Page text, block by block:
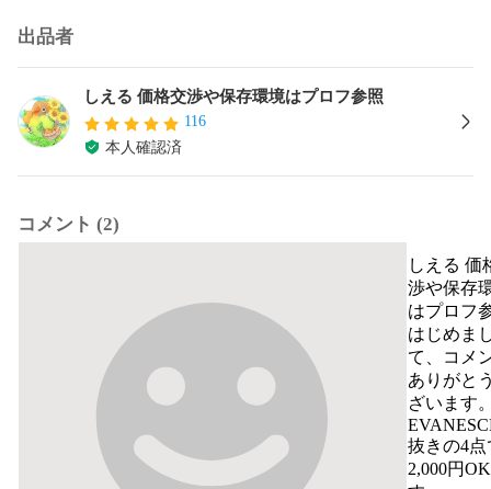
出品者
しえる 価格交渉や保存環境はプロフ参照
116
本人確認済
コメント (2)
しえる 価
渉や保存
はプロフ
はじめま
て、コメ
ありがと
ざいます
抜きの4点
2,000円